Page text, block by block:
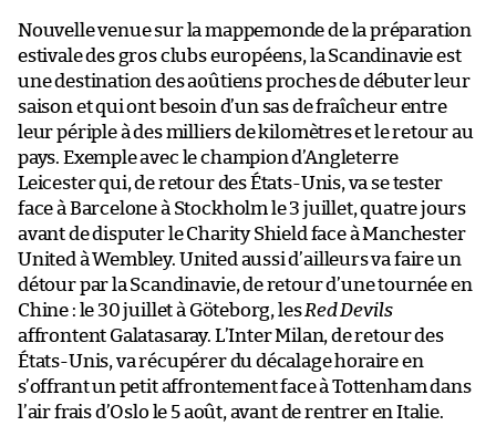
Nouvelle venue sur la mappemonde de la préparation
estivale des gros clubs européens, la Scandinavie est
une destination des aoûtiens proches de débuter leur
saison et qui ont besoin d’un sas de fraîcheur entre
leur périple à des milliers de kilomètres et le retour au
pays. Exemple avec le champion d’Angleterre
Leicester qui, de retour des États-Unis, va se tester
face à Barcelone à Stockholm le 3 juillet, quatre jours
avant de disputer le Charity Shield face à Manchester
United à Wembley. United aussi d’ailleurs va faire un
détour par la Scandinavie, de retour d’une tournée en
Chine : le 30 juillet à Göteborg, lesRed Devils
affrontent Galatasaray. L’Inter Milan, de retour des
États-Unis, va récupérer du décalage horaire en
s’offrant un petit affrontement face à Tottenham dans
l’air frais d’Oslo le 5 août, avant de rentrer en Italie.